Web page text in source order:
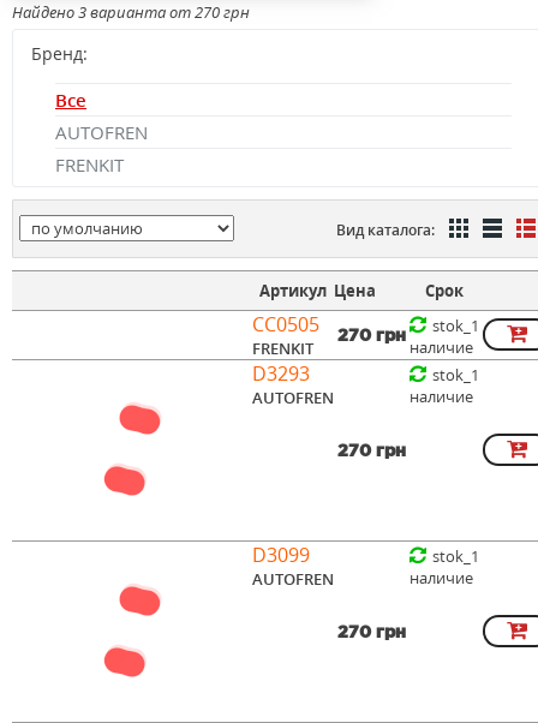
Найдено 3 варианта от 270 грн
Бренд:
Все
AUTOFREN
FRENKIT
Вид каталога:
Артикул Цена Срок
CC0505
FRENKIT
270 грн
stok_1
наличие
D3293
AUTOFREN
270 грн
stok_1
наличие
D3099
AUTOFREN
270 грн
stok_1
наличие